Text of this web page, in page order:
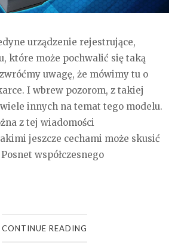
urządzenie rejestrujące,
które może pochwalić się taką
uwagę, że mówimy tu o
I wbrew pozorom, z takiej
innych na temat tego modelu.
z tej wiadomości
jeszcze cechami może skusić
współczesnego
CONTINUE READING